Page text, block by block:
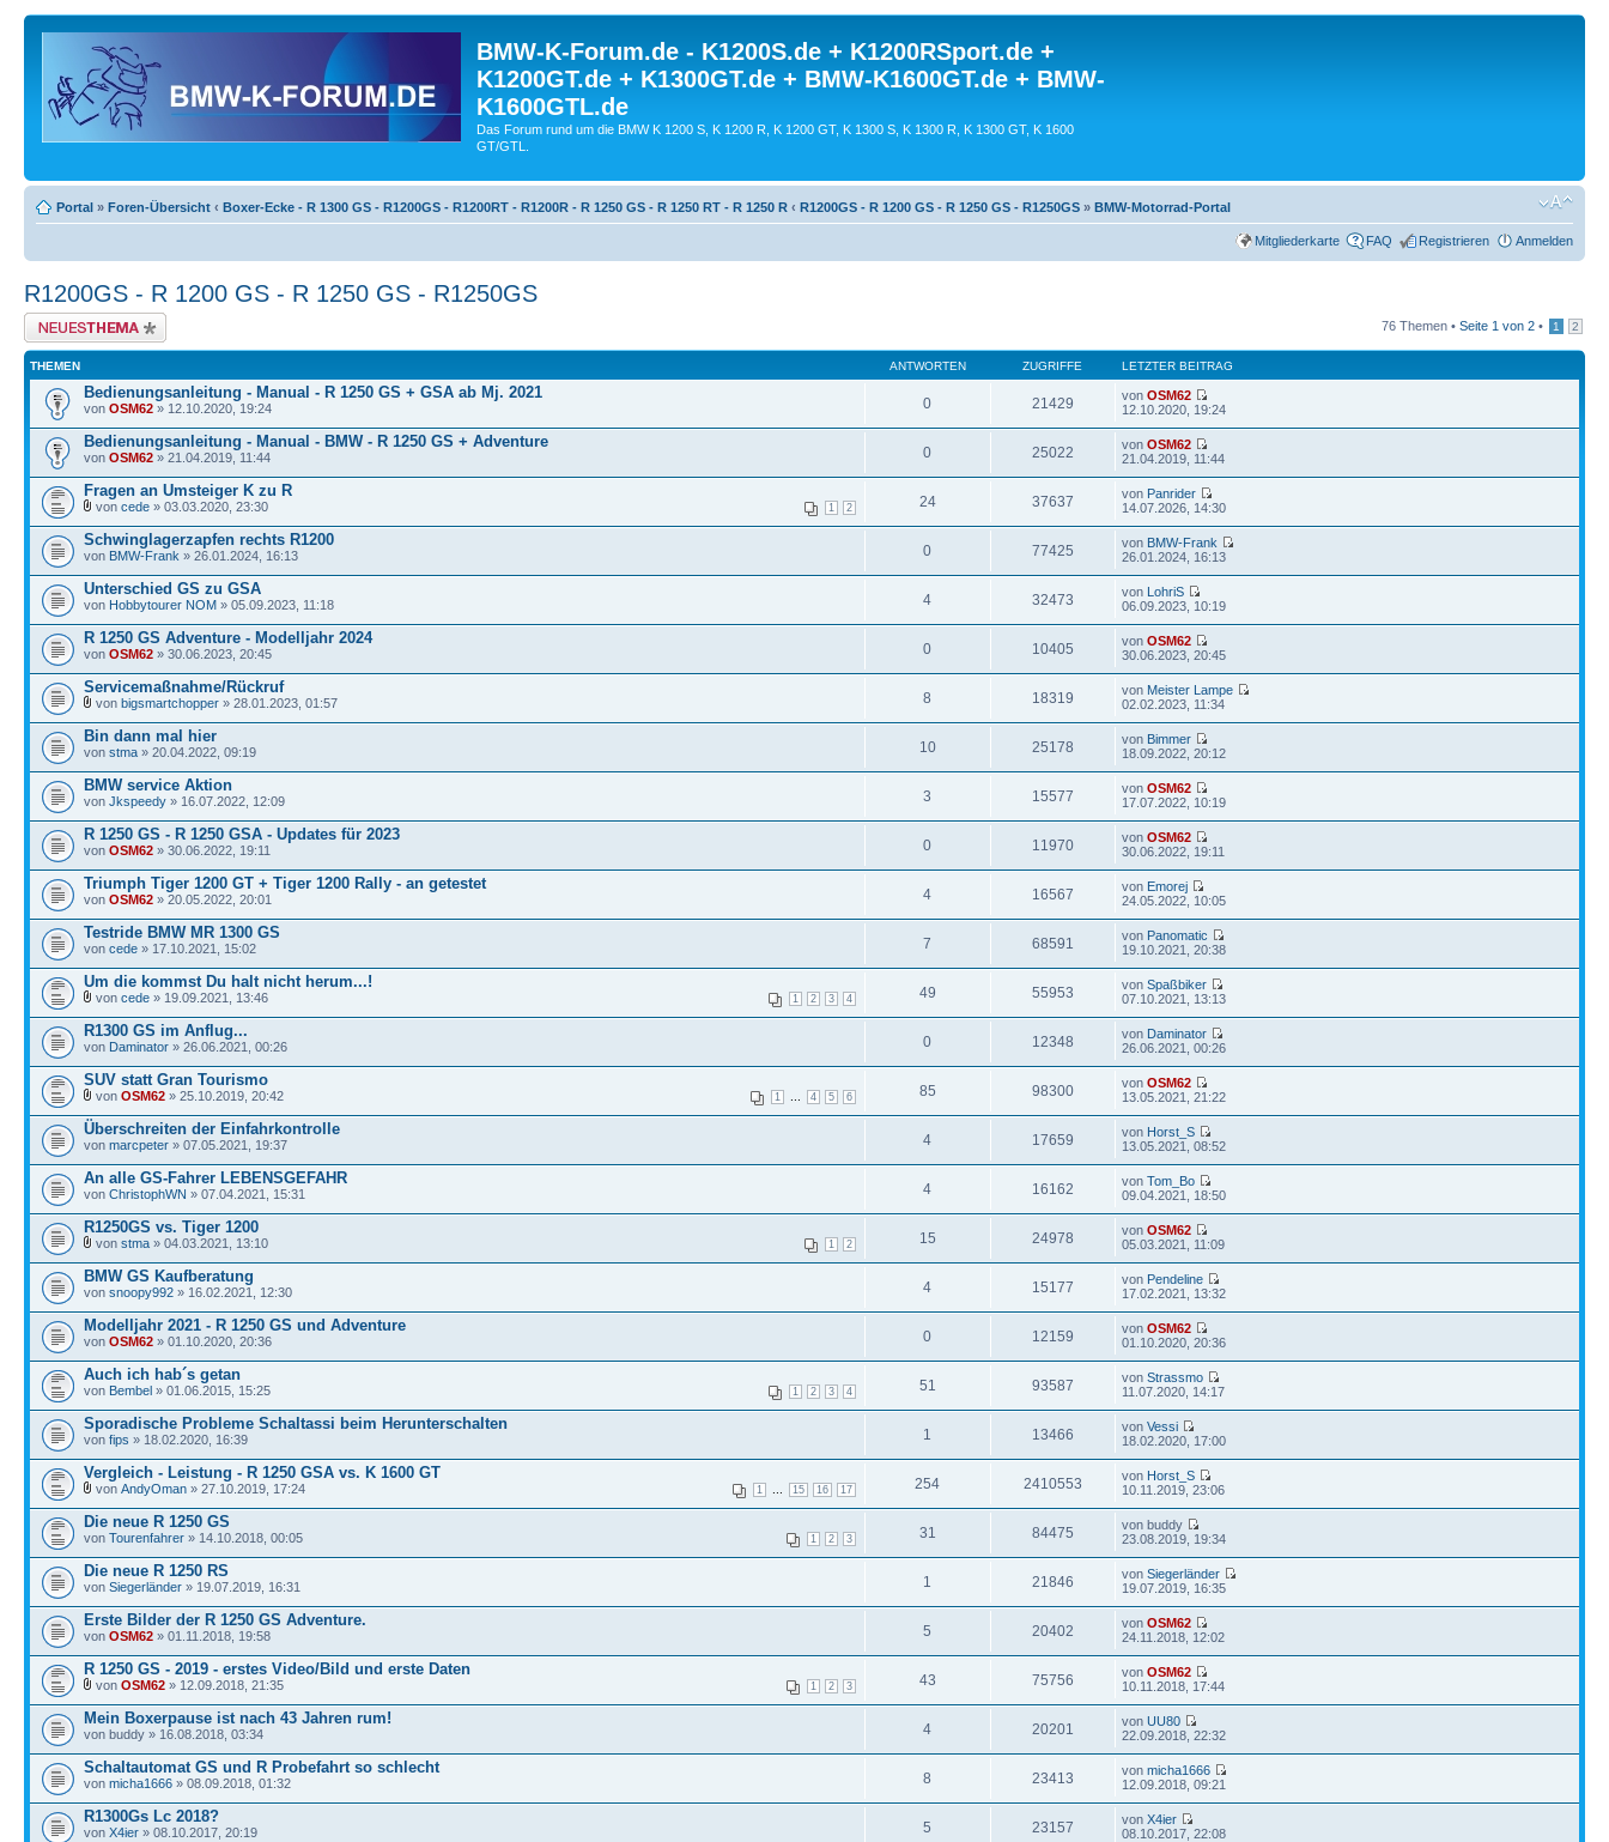
BMW-K-Forum.de - K1200S.de + K1200RSport.de +
K1200GT.de + K1300GT.de + BMW-K1600GT.de + BMW-
K1600GTL.de
Das Forum rund um die BMW K 1200 S, K 1200 R, K 1200 GT, K 1300 S, K 1300 R, K 1300 GT, K 1600
GT/GTL.
Portal » Foren-Übersicht ‹ Boxer-Ecke - R 1300 GS - R1200GS - R1200RT - R1200R - R 1250 GS - R 1250 RT - R 1250 R ‹ R1200GS - R 1200 GS - R 1250 GS - R1250GS » BMW-Motorrad-Portal
Mitgliederkarte FAQ Registrieren Anmelden
R1200GS - R 1200 GS - R 1250 GS - R1250GS
Neues Thema erstellen 76 Themen • Seite 1 von 2 • 1 2
THEMEN ANTWORTEN ZUGRIFFE LETZTER BEITRAG
Bedienungsanleitung - Manual - R 1250 GS + GSA ab Mj. 2021
von OSM62 » 12.10.2020, 19:24 0 21429 vonOSM62
12.10.2020, 19:24
Bedienungsanleitung - Manual - BMW - R 1250 GS + Adventure
von OSM62 » 21.04.2019, 11:44 0 25022 vonOSM62
21.04.2019, 11:44
Fragen an Umsteiger K zu R
1 2
von cede » 03.03.2020, 23:30 24 37637 von Panrider
14.07.2026, 14:30
Schwinglagerzapfen rechts R1200
von BMW-Frank » 26.01.2024, 16:13 0 77425 von BMW-Frank
26.01.2024, 16:13
Unterschied GS zu GSA
von Hobbytourer NOM » 05.09.2023, 11:18 4 32473 von LohriS
06.09.2023, 10:19
R 1250 GS Adventure - Modelljahr 2024
von OSM62 » 30.06.2023, 20:45 0 10405 vonOSM62
30.06.2023, 20:45
Servicemaßnahme/Rückruf
von bigsmartchopper » 28.01.2023, 01:57 8 18319 von Meister Lampe
02.02.2023, 11:34
Bin dann mal hier
von stma » 20.04.2022, 09:19 10 25178 von Bimmer
18.09.2022, 20:12
BMW service Aktion
von Jkspeedy » 16.07.2022, 12:09 3 15577 vonOSM62
17.07.2022, 10:19
R 1250 GS - R 1250 GSA - Updates für 2023
von OSM62 » 30.06.2022, 19:11 0 11970 vonOSM62
30.06.2022, 19:11
Triumph Tiger 1200 GT + Tiger 1200 Rally - an getestet
von OSM62 » 20.05.2022, 20:01 4 16567 von Emorej
24.05.2022, 10:05
Testride BMW MR 1300 GS
von cede » 17.10.2021, 15:02 7 68591 von Panomatic
19.10.2021, 20:38
Um die kommst Du halt nicht herum...!
1 2 3 4
von cede » 19.09.2021, 13:46 49 55953 vonSpaßbiker
07.10.2021, 13:13
R1300 GS im Anflug...
von Daminator » 26.06.2021, 00:26 0 12348 von Daminator
26.06.2021, 00:26
SUV statt Gran Tourismo
1 4 5 6
von OSM62 » 25.10.2019, 20:42 85 98300 vonOSM62
13.05.2021, 21:22
Überschreiten der Einfahrkontrolle
von marcpeter » 07.05.2021, 19:37 4 17659 von Horst_S
13.05.2021, 08:52
An alle GS-Fahrer LEBENSGEFAHR
von ChristophWN » 07.04.2021, 15:31 4 16162 vonTom_Bo
09.04.2021, 18:50
R1250GS vs. Tiger 1200
1 2
von stma » 04.03.2021, 13:10 15 24978 vonOSM62
05.03.2021, 11:09
BMW GS Kaufberatung
von snoopy992 » 16.02.2021, 12:30 4 15177 von Pendeline
17.02.2021, 13:32
Modelljahr 2021 - R 1250 GS und Adventure
von OSM62 » 01.10.2020, 20:36 0 12159 vonOSM62
01.10.2020, 20:36
Auch ich hab´s getan
1 2 3 4
von Bembel » 01.06.2015, 15:25 51 93587 vonStrassmo
11.07.2020, 14:17
Sporadische Probleme Schaltassi beim Herunterschalten
von fips » 18.02.2020, 16:39 1 13466 vonVessi
18.02.2020, 17:00
Vergleich - Leistung - R 1250 GSA vs. K 1600 GT
1 15 16 17
von AndyOman » 27.10.2019, 17:24 254 2410553 von Horst_S
10.11.2019, 23:06
Die neue R 1250 GS
1 2 3
von Tourenfahrer » 14.10.2018, 00:05 31 84475
von buddy
23.08.2019, 19:34
Die neue R 1250 RS
von Siegerländer » 19.07.2019, 16:31 1 21846 vonSiegerländer
19.07.2019, 16:35
Erste Bilder der R 1250 GS Adventure.
von OSM62 » 01.11.2018, 19:58 5 20402 vonOSM62
24.11.2018, 12:02
R 1250 GS - 2019 - erstes Video/Bild und erste Daten
1 2 3
von OSM62 » 12.09.2018, 21:35 43 75756 vonOSM62
10.11.2018, 17:44
Mein Boxerpause ist nach 43 Jahren rum!
von buddy » 16.08.2018, 03:34 4 20201 vonUU80
22.09.2018, 22:32
Schaltautomat GS und R Probefahrt so schlecht
von micha1666 » 08.09.2018, 01:32 8 23413 vonmicha1666
12.09.2018, 09:21
R1300Gs Lc 2018?
von X4ier » 08.10.2017, 20:19 5 23157 vonX4ier
08.10.2017, 22:08